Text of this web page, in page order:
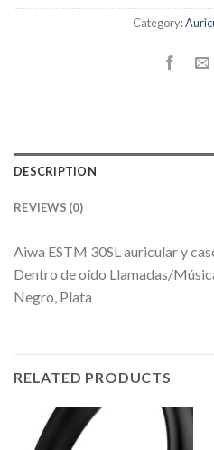
Category:
DESCRIPTION
REVIEWS (0)
Aiwa ESTM 30SL auricular y
Dentro de oído Llamadas/
Negro, Plata
RELATED PRODUCTS